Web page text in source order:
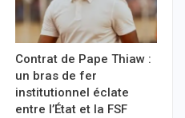
Contrat de Pape Thiaw :
un bras de fer
institutionnel éclate
entre l’État et la FSF